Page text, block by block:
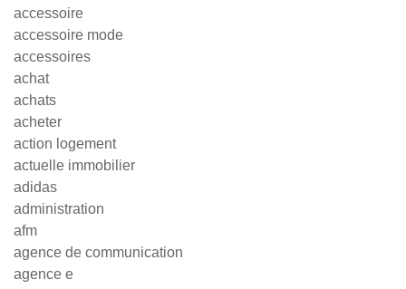
accessoire
accessoire mode
accessoires
achat
achats
acheter
action logement
actuelle immobilier
adidas
administration
afm
agence de communication
agence e